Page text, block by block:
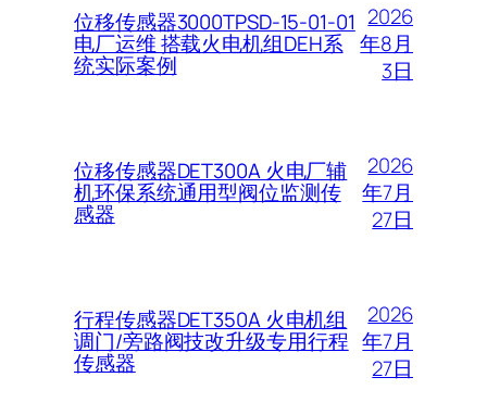
位移传感器3000TPSD-15-01-01
电厂运维 搭载火电机组DEH系
统实际案例
2026
年8月
3日
位移传感器DET300A 火电厂辅
机环保系统通用型阀位监测传
感器
2026
年7月
27日
行程传感器DET350A 火电机组
调门/旁路阀技改升级专用行程
传感器
2026
年7月
27日